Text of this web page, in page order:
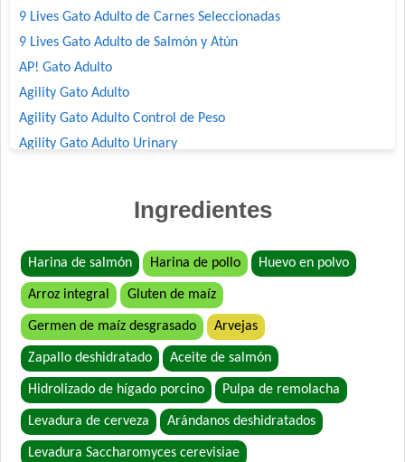
9 Lives Gato Adulto de Carnes Seleccionadas
9 Lives Gato Adulto de Salmón y Atún
AP! Gato Adulto
Agility Gato Adulto
Agility Gato Adulto Control de Peso
Agility Gato Adulto Urinary
Bonelo Gato Adulto
Bonelo Gato Adulto
Brio Gato Adulto
Capitán Gato Adulto
Cari Amici Gato Adulto Sabor Carne, Pollo y Atún
Cari Amici Gato Adulto Sabor Pescados
Cat Chow Gato Adulto Sabor Carne y Pollo
Cat Chow Gato Adulto sabor Pescado y Pollo
Ingredientes
Harina de salmón Harina de pollo Huevo en polvo
Arroz integral Gluten de maíz
Germen de maíz desgrasado Arvejas
Zapallo deshidratado Aceite de salmón
Hidrolizado de hígado porcino Pulpa de remolacha
Levadura de cerveza Arándanos deshidratados
Levadura Saccharomyces cerevisiae